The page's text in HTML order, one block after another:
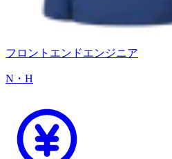
フロントエンドエンジニア
N・H